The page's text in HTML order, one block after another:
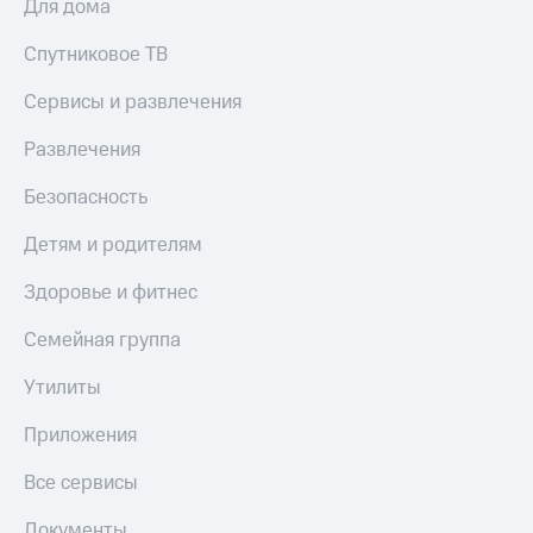
Для дома
Спутниковое ТВ
Сервисы и развлечения
Развлечения
Безопасность
Детям и родителям
Здоровье и фитнес
Семейная группа
Утилиты
Приложения
Все сервисы